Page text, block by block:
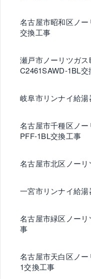
名古屋市昭和区ノ
交換工事
瀬戸市ノーリツガ
C2461SAWD-1BL交
岐阜市リンナイ給
名古屋市千種区ノ
PFF-1BL交換工事
名古屋市北区ノー
一宮市リンナイ給
名古屋市緑区ノー
事
名古屋市天白区ノ
1交換工事